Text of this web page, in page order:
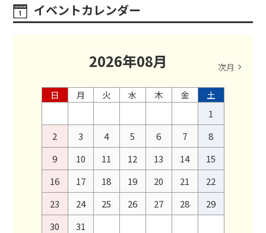
イベントカレンダー
2026年08月 次月
日 月 火 水 木 金
土
1
2
3 4 5 6 7
8
9
10 11 12 13 14
15
16
17 18 19 20 21
22
23
24 25 26 27 28
29
30
31